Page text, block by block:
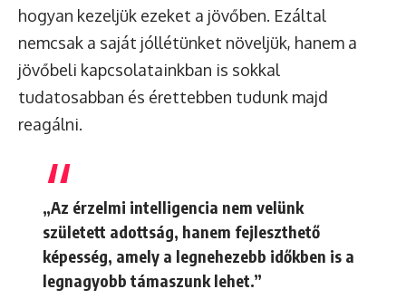
hogyan kezeljük ezeket a jövőben. Ezáltal
nemcsak a saját jóllétünket növeljük, hanem a
jövőbeli kapcsolatainkban is sokkal
tudatosabban és érettebben tudunk majd
reagálni.
„Az érzelmi intelligencia nem velünk
született adottság, hanem fejleszthető
képesség, amely a legnehezebb időkben is a
legnagyobb támaszunk lehet.”